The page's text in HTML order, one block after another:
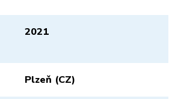
2021
Plzeň (CZ)